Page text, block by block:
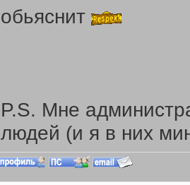
обьяснит
P.S. Мне
людей (и я в них